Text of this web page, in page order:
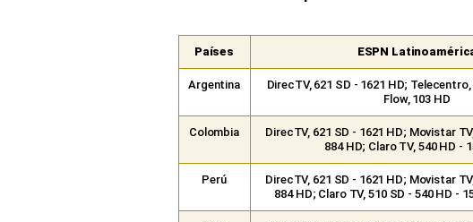
Países ESPN
Argentina
DirecTV, 621 SD - 1621 HD; Telecentro,
Flow, 103 HD
Colombia
DirecTV, 621 SD - 1621 HD; Movistar
884 HD; Claro TV, 540 HD -
Perú
DirecTV, 621 SD - 1621 HD; Movistar
884 HD; Claro TV, 510 SD - 540 HD -